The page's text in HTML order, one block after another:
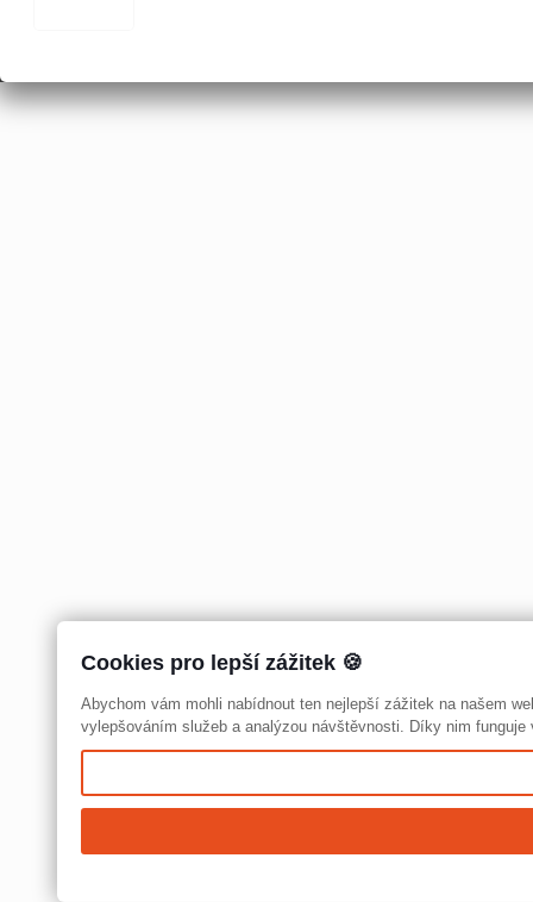
Cookies pro lepší zážitek 🍪
Abychom vám mohli nabídnout ten nejlepší zážitek na našem
vylepšováním služeb a analýzou návštěvnosti. Díky nim